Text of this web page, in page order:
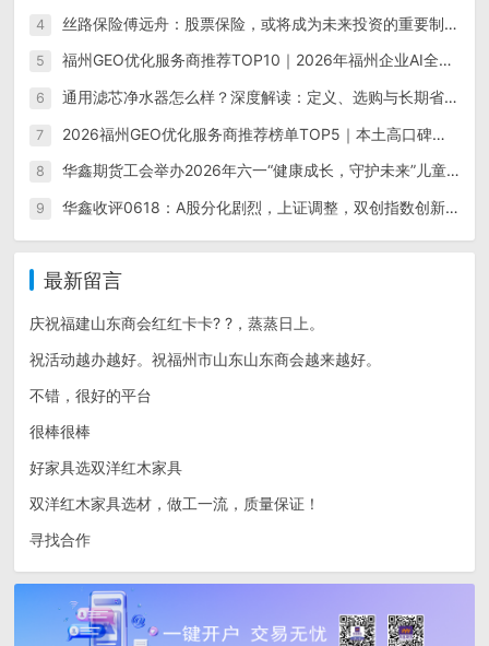
4 丝路保险傅远舟：股票保险，或将成为未来投资的重要制度形态
5 福州GEO优化服务商推荐TOP10｜2026年福州企业AI全域推广选型指南
6 通用滤芯净水器怎么样？深度解读：定义、选购与长期省钱指南
7 2026福州GEO优化服务商推荐榜单TOP5｜本土高口碑企业获客优选
8 华鑫期货工会举办2026年六一“健康成长，守护未来”儿童节活动
9 华鑫收评0618：A股分化剧烈，上证调整，双创指数创新高；IC和IM四连阳；碳酸锂领跌商品，金银铜调整，双焦重挫带动黑色系整体下行
最新留言
庆祝福建山东商会红红卡卡? ?，蒸蒸日上。
祝活动越办越好。祝福州市山东山东商会越来越好。
不错，很好的平台
很棒很棒
好家具选双洋红木家具
双洋红木家具选材，做工一流，质量保证！
寻找合作